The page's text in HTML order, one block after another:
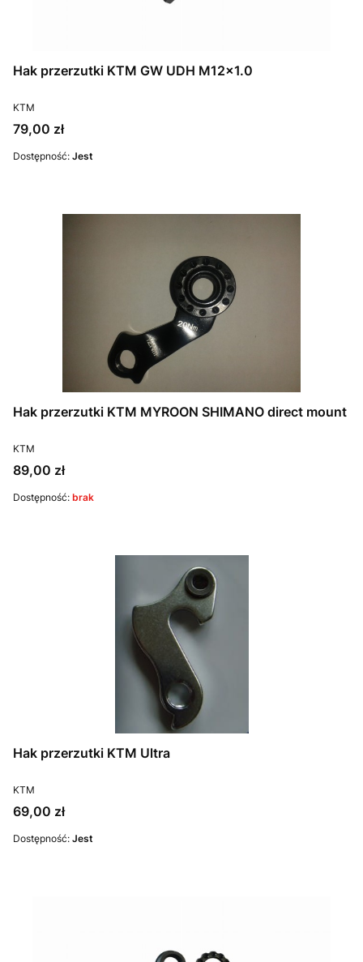
Hak przerzutki KTM GW UDH M12x1.0
PRODUCENT
KTM
Cena
79,00 zł
Dostępność: Jest
Hak przerzutki KTM MYROON SHIMANO direct mount
PRODUCENT
KTM
Cena
89,00 zł
Dostępność: brak
Hak przerzutki KTM Ultra
PRODUCENT
KTM
Cena
69,00 zł
Dostępność: Jest